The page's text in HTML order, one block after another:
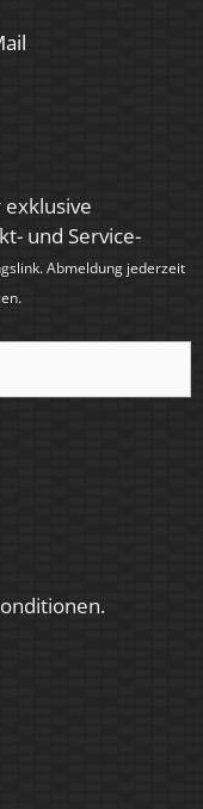
und Service-
Abmeldung jederzeit
.